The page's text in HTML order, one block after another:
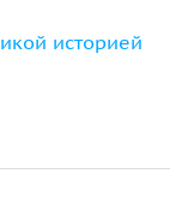
историей